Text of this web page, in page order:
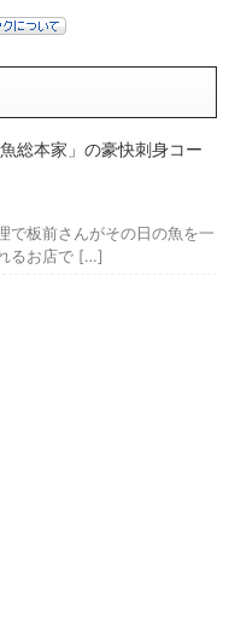
総本家」の豪快刺身コー
で板前さんがその日の魚を一
るお店で […]